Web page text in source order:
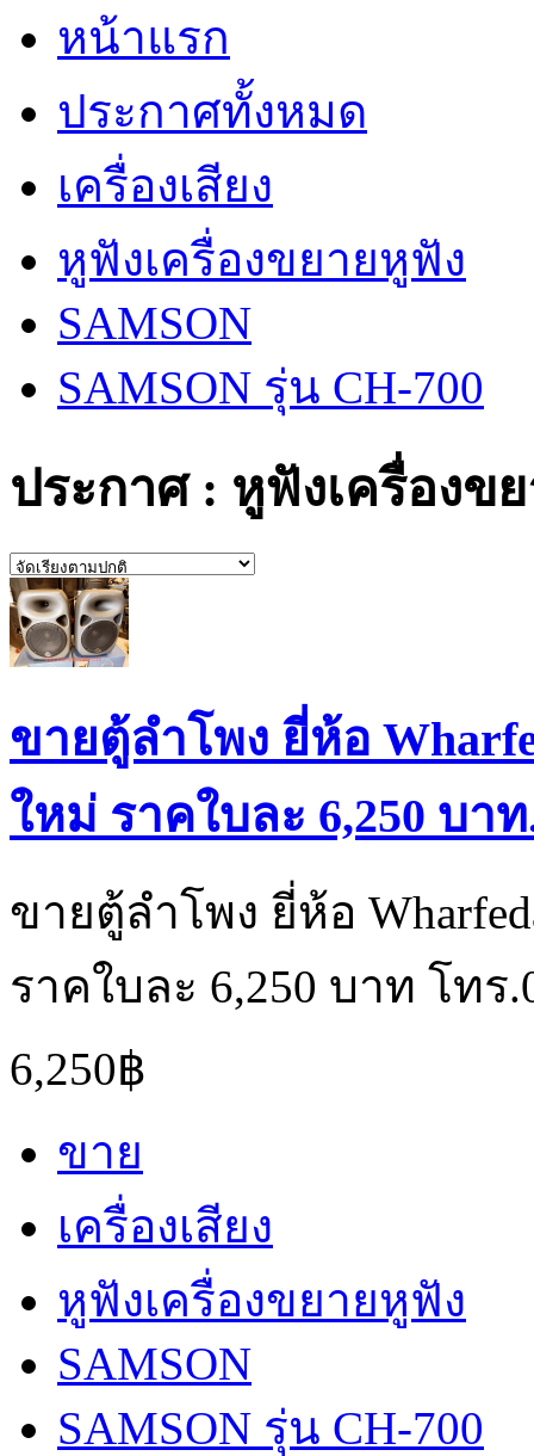
หน้าแรก
ประกาศทั้งหมด
เครื่องเสียง
หูฟังเครื่องขยายหูฟัง
SAMSON
SAMSON รุ่น CH-700
ประกาศ : หูฟังเครื่องข
ขายตู้ลำโพง ยี่ห้อ
ใหม่ ราคใบละ 6,250 บาท
ขายตู้ลำโพง ยี่ห้อ
ราคใบละ 6,250 บาท โทร
6,250฿
ขาย
เครื่องเสียง
หูฟังเครื่องขยายหูฟัง
SAMSON
SAMSON รุ่น CH-700